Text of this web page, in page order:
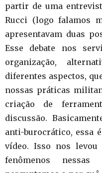
partir de uma
Rucci (logo falamos
apresentavam duas
Esse debate nos
organização,
diferentes aspectos,
nossas práticas
criação de
discussão.
anti-burocrático, essa
vídeo. Isso nos levou
fenômenos nessas